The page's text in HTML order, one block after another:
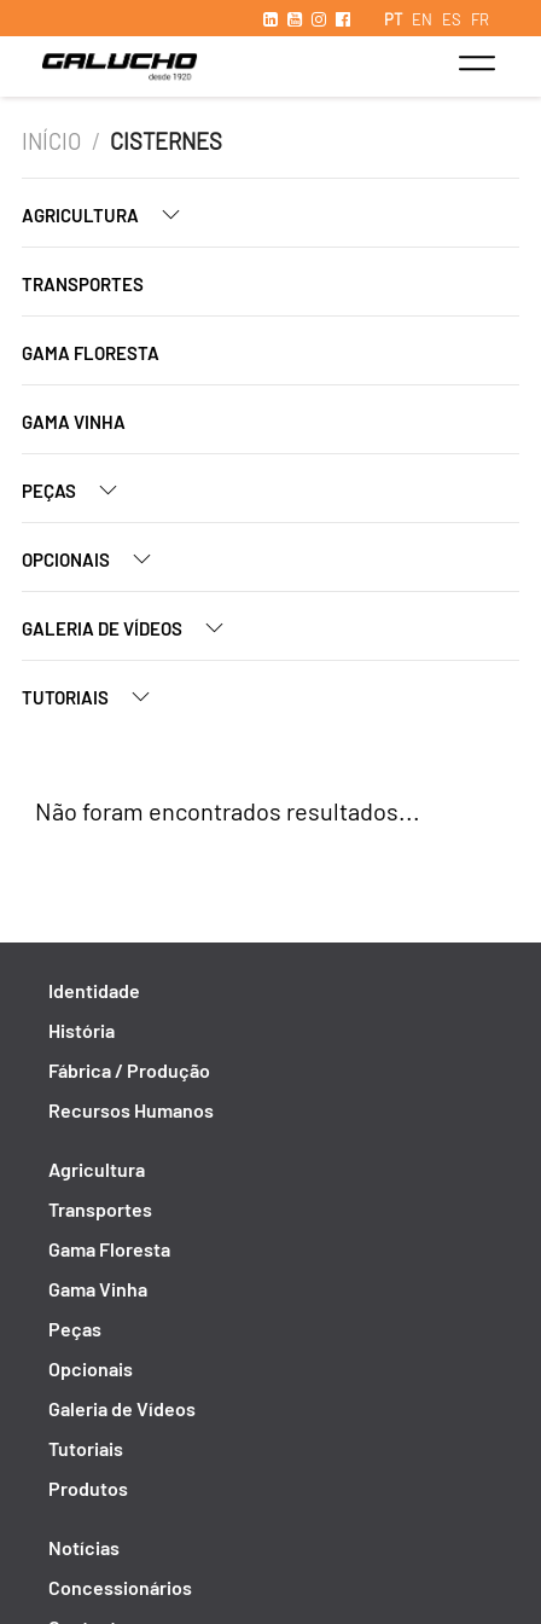
PT EN ES FR
INÍCIO / CISTERNES
AGRICULTURA
TRANSPORTES
GAMA FLORESTA
GAMA VINHA
PEÇAS
OPCIONAIS
GALERIA DE VÍDEOS
TUTORIAIS
Não foram encontrados resultados...
Identidade
História
Fábrica / Produção
Recursos Humanos
Agricultura
Transportes
Gama Floresta
Gama Vinha
Peças
Opcionais
Galeria de Vídeos
Tutoriais
Produtos
Notícias
Concessionários